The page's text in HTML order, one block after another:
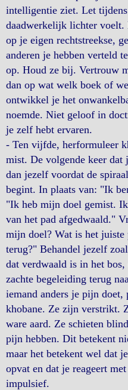
intelligentie ziet. Let
daadwerkelijk lichter
op je eigen rechtstreekse,
anderen je hebben verteld
op. Houd ze bij. Vertrouw
dan op wat welk boek of
ontwikkel je het
noemde. Niet geloof in
je zelf hebt ervaren.
- Ten vijfde, herformuleer
mist. De volgende keer dat
dan jezelf voordat de
begint. In plaats van: "Ik
"Ik heb mijn doel gemist.
van het pad afgedwaald."
mijn doel? Wat is het
terug?" Behandel jezelf
dat verdwaald is in het
zachte begeleiding terug
iemand anders je pijn doet,
khobane. Ze zijn verstrikt.
ware aard. Ze schieten
pijn hebben. Dit betekent
maar het betekent wel dat
opvat en dat je reageert
impulsief.